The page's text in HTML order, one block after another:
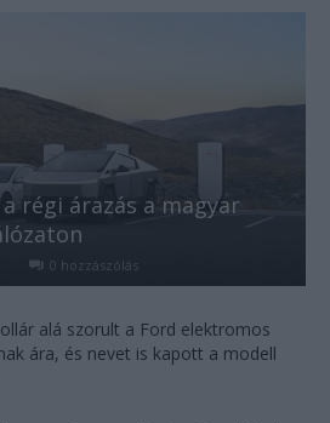
régi árazás a magyar
0 hozzászólás
alá szorult a Ford elektromos
ára, és nevet is kapott a modell